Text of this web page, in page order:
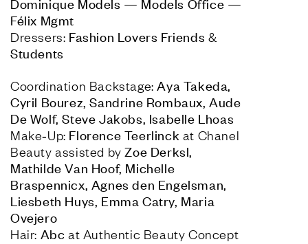
— —
Dressers: Fashion Lovers Friends &
Students
Coordination Backstage: Aya Takeda,
Cyril Bourez, Sandrine Rombaux, Aude
Make‑Up: Florence Teerlinck at Chanel
Beauty assisted by Zoe Derksl,
Mathilde Van Hoof, Michelle
Braspennicx, Agnes den Engelsman,
Liesbeth Huys, Emma Catry, Maria
Hair: Abc at Authentic Beauty Concept